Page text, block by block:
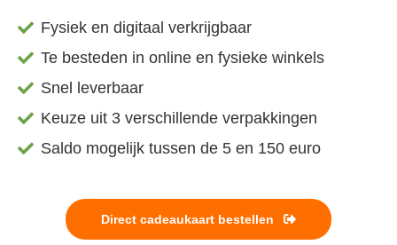
Fysiek en digitaal verkrijgbaar
Te besteden in online en fysieke winkels
Snel leverbaar
Keuze uit 3 verschillende verpakkingen
Saldo mogelijk tussen de 5 en 150 euro
Direct cadeaukaart bestellen